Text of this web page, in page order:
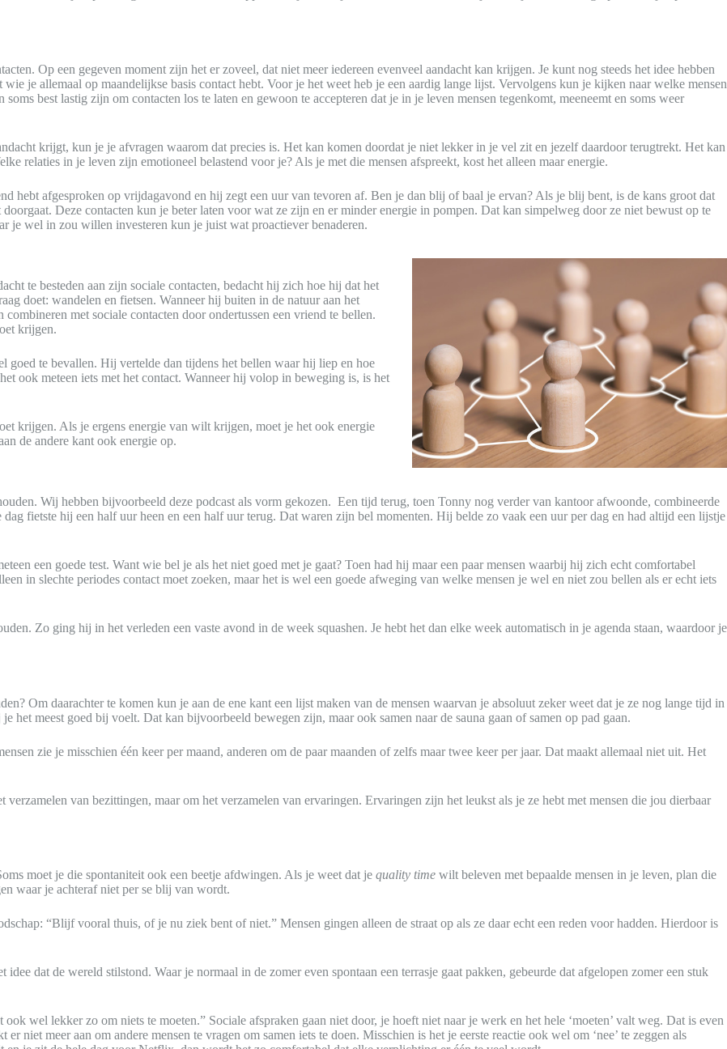
Op een gegeven moment zijn het er zoveel, dat niet meer iedereen evenveel aandacht kan krijgen. Je kunt nog steeds het idee hebben
je allemaal op maandelijkse basis contact hebt. Voor je het weet heb je een aardig lange lijst. Vervolgens kun je kijken naar welke mensen
best lastig zijn om contacten los te laten en gewoon te accepteren dat je in je leven mensen tegenkomt, meeneemt en soms weer
krijgt, kun je je afvragen waarom dat precies is. Het kan komen doordat je niet lekker in je vel zit en jezelf daardoor terugtrekt. Het kan
relaties in je leven zijn emotioneel belastend voor je? Als je met die mensen afspreekt, kost het alleen maar energie.
hebt afgesproken op vrijdagavond en hij zegt een uur van tevoren af. Ben je dan blij of baal je ervan? Als je blij bent, is de kans groot dat
Deze contacten kun je beter laten voor wat ze zijn en er minder energie in pompen. Dat kan simpelweg door ze niet bewust op te
je wel in zou willen investeren kun je juist wat proactiever benaderen.
te besteden aan zijn sociale contacten, bedacht hij zich hoe hij dat het
doet: wandelen en fietsen. Wanneer hij buiten in de natuur aan het
met sociale contacten door ondertussen een vriend te bellen.
krijgen.
goed te bevallen. Hij vertelde dan tijdens het bellen waar hij liep en hoe
ook meteen iets met het contact. Wanneer hij volop in beweging is, is het
krijgen. Als je ergens energie van wilt krijgen, moet je het ook energie
de andere kant ook energie op.
Wij hebben bijvoorbeeld deze podcast als vorm gekozen. Een tijd terug, toen Tonny nog verder van kantoor afwoonde, combineerde
fietste hij een half uur heen en een half uur terug. Dat waren zijn bel momenten. Hij belde zo vaak een uur per dag en had altijd een lijstje
een goede test. Want wie bel je als het niet goed met je gaat? Toen had hij maar een paar mensen waarbij hij zich echt comfortabel
in slechte periodes contact moet zoeken, maar het is wel een goede afweging van welke mensen je wel en niet zou bellen als er echt iets
Zo ging hij in het verleden een vaste avond in de week squashen. Je hebt het dan elke week automatisch in je agenda staan, waardoor je
Om daarachter te komen kun je aan de ene kant een lijst maken van de mensen waarvan je absoluut zeker weet dat je ze nog lange tijd in
meest goed bij voelt. Dat kan bijvoorbeeld bewegen zijn, maar ook samen naar de sauna gaan of samen op pad gaan.
zie je misschien één keer per maand, anderen om de paar maanden of zelfs maar twee keer per jaar. Dat maakt allemaal niet uit. Het
van bezittingen, maar om het verzamelen van ervaringen. Ervaringen zijn het leukst als je ze hebt met mensen die jou dierbaar
moet je die spontaniteit ook een beetje afdwingen. Als je weet dat je quality time wilt beleven met bepaalde mensen in je leven, plan die
waar je achteraf niet per se blij van wordt.
“Blijf vooral thuis, of je nu ziek bent of niet.” Mensen gingen alleen de straat op als ze daar echt een reden voor hadden. Hierdoor is
idee dat de wereld stilstond. Waar je normaal in de zomer even spontaan een terrasje gaat pakken, gebeurde dat afgelopen zomer een stuk
wel lekker zo om niets te moeten.” Sociale afspraken gaan niet door, je hoeft niet naar je werk en het hele ‘moeten’ valt weg. Dat is even
niet meer aan om andere mensen te vragen om samen iets te doen. Misschien is het je eerste reactie ook wel om ‘nee’ te zeggen als